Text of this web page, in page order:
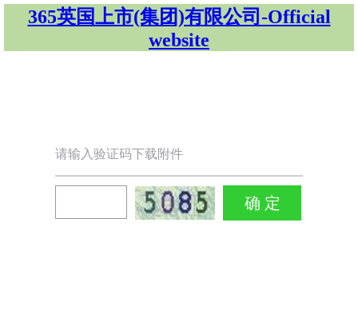
365英国上市(集团)有限公司-Official
website
请输入验证码下载附件